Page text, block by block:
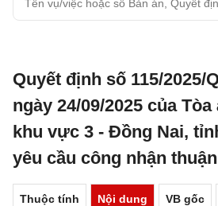
Quyết định số 115/2025/
ngày 24/09/2025 của
khu vực 3 - Đồng Nai,
yêu cầu công nhận
Thuộc tính Nội dung VB gốc